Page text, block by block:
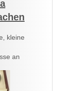
kleine
an